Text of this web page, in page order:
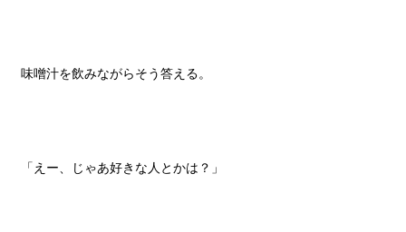
味噌汁を飲みながらそう答える。
「えー、じゃあ好きな人とかは？」